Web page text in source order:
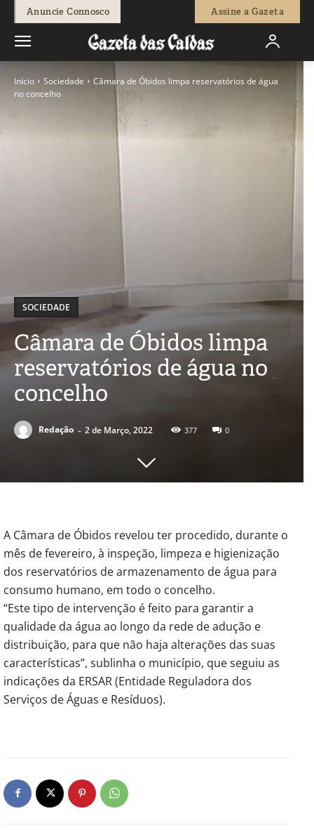
Anuncie Connosco Assine a Gazeta
Início Sociedade
Câmara de Óbidos limpa reservatórios de água
no concelho
SOCIEDADE
Câmara de Óbidos limpa
reservatórios de água no
concelho
Redação - 2 de Março, 2022 377 0
A Câmara de Óbidos revelou ter procedido, durante o
mês de fevereiro, à inspeção, limpeza e higienização
dos reservatórios de armazenamento de água para
consumo humano, em todo o concelho.
“Este tipo de intervenção é feito para garantir a
qualidade da água ao longo da rede de adução e
distribuição, para que não haja alterações das suas
características”, sublinha o município, que seguiu as
indicações da ERSAR (Entidade Reguladora dos
Serviços de Águas e Resíduos).